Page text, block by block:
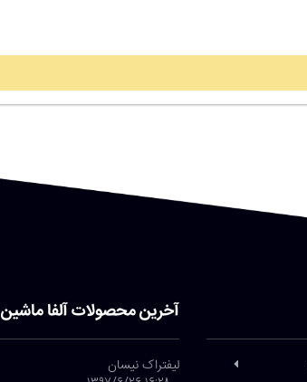
آخرین محصولات آلفا ماشین
لیفتراک نیسان